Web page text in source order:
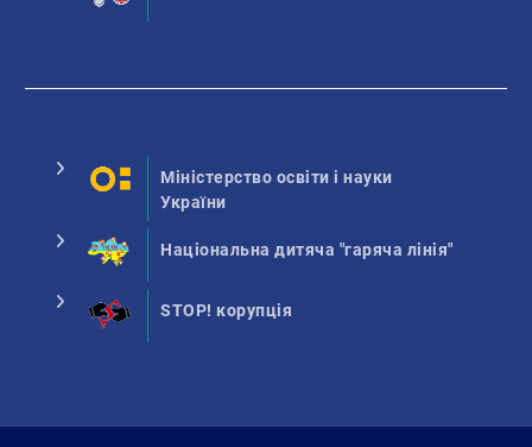
Міністерство освіти і науки
України
Національна дитяча "гаряча лінія"
STOP! корупція